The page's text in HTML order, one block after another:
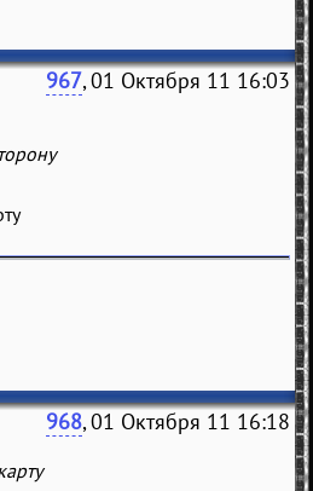
967, 01 Октября 11 16:03
968, 01 Октября 11 16:18